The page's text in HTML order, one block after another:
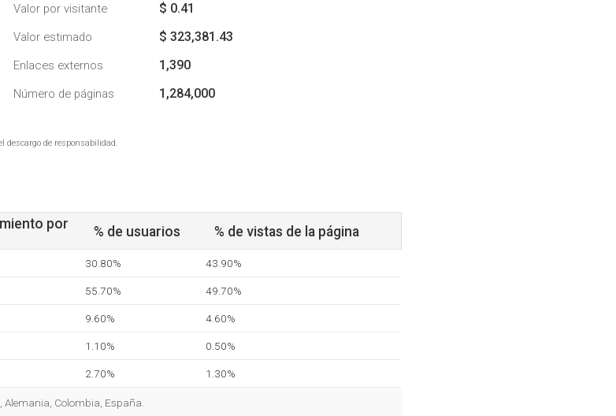
Valor por visitante $ 0.41
Valor estimado $ 323,381.43
Enlaces externos 1,390
Número de páginas 1,284,000
descargo de responsabilidad.
por
% de usuarios % de vistas de la página
30.80% 43.90%
55.70% 49.70%
9.60% 4.60%
1.10% 0.50%
2.70% 1.30%
Colombia, España.